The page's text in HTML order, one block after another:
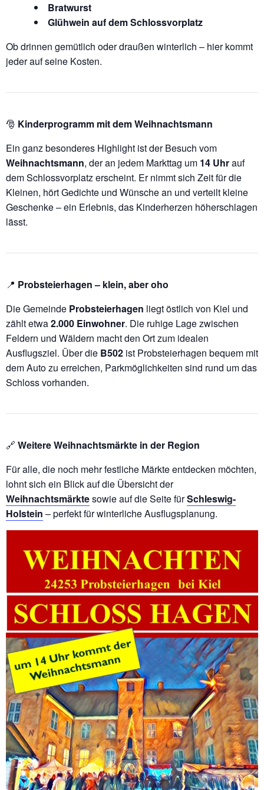
Bratwurst
Glühwein auf dem Schlossvorplatz
Ob drinnen gemütlich oder draußen winterlich – hier kommt
jeder auf seine Kosten.
🎅 Kinderprogramm mit dem Weihnachtsmann
Ein ganz besonderes Highlight ist der Besuch vom
Weihnachtsmann, der an jedem Markttag um 14 Uhrauf
dem Schlossvorplatz erscheint. Er nimmt sich Zeit für die
Kleinen, hört Gedichte und Wünsche an und verteilt kleine
Geschenke – ein Erlebnis, das Kinderherzen höherschlagen
lässt.
📍 Probsteierhagen – klein, aber oho
Die Gemeinde Probsteierhagen liegt östlich von Kiel und
zählt etwa2.000 Einwohner. Die ruhige Lage zwischen
Feldern und Wäldern macht den Ort zum idealen
Ausflugsziel. Über die B502 ist Probsteierhagen bequem mit
dem Auto zu erreichen, Parkmöglichkeiten sind rund um das
Schloss vorhanden.
🔗 Weitere Weihnachtsmärkte in der Region
Für alle, die noch mehr festliche Märkte entdecken möchten,
lohnt sich ein Blick auf die Übersicht der
Weihnachtsmärktesowie auf die Seite fürSchleswig-
Holstein – perfekt für winterliche Ausflugsplanung.